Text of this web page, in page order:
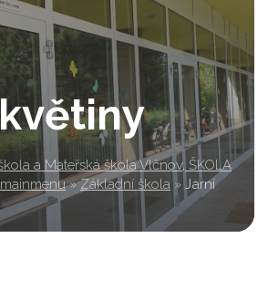
a Mateřská škola Vlčnov, ŠKOLA
mainmenu » Základní škola » Jarní